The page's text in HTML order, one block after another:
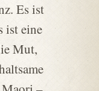
Es ist
ist eine
Mut,